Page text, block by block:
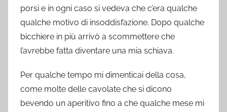
porsi e in ogni caso si vedeva che c’era qualche
qualche motivo di insoddisfazione. Dopo qualche
bicchiere in più arrivò a scommettere che
l’avrebbe fatta diventare una mia schiava.
Per qualche tempo mi dimenticai della cosa,
come molte delle cavolate che si dicono
bevendo un aperitivo fino a che qualche mese mi